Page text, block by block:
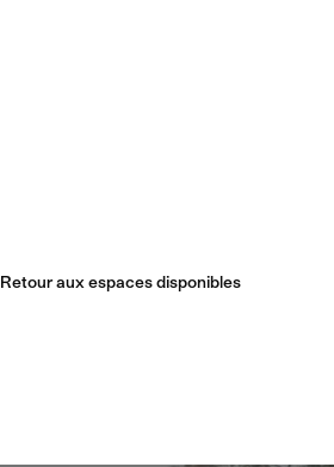
Retour aux espaces disponibles